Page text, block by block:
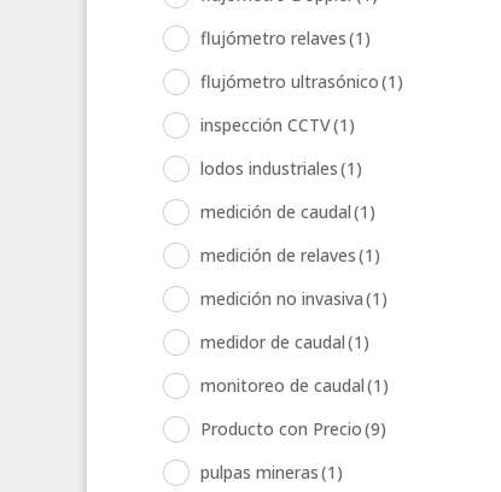
flujómetro relaves(1)
flujómetro ultrasónico(1)
inspección CCTV(1)
lodos industriales(1)
medición de caudal(1)
medición de relaves(1)
medición no invasiva(1)
medidor de caudal(1)
monitoreo de caudal(1)
Producto con Precio(9)
pulpas mineras(1)